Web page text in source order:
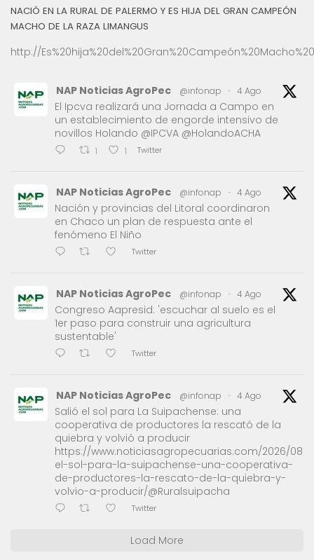
NACIÓ EN LA RURAL DE PALERMO Y ES HIJA DEL GRAN CAMPEÓN
MACHO DE LA RAZA LIMANGUS
http://
NAP Noticias AgroPec @infonap · 4 Ago
El Ipcva realizará una Jornada a Campo en
un establecimiento de engorde intensivo de
novillos Holando @IPCVA @HolandoACHA
1 1 Twitter
NAP Noticias AgroPec @infonap · 4 Ago
Nación y provincias del Litoral coordinaron
en Chaco un plan de respuesta ante el
fenómeno El Niño
Twitter
NAP Noticias AgroPec @infonap · 4 Ago
Congreso Aapresid: 'escuchar al suelo es el
1er paso para construir una agricultura
sustentable'
Twitter
NAP Noticias AgroPec @infonap · 4 Ago
Salió el sol para La Suipachense: una
cooperativa de productores la rescató de la
quiebra y volvió a producir
https://www.noticiasagropecuarias.com/2026/08/
el-sol-para-la-suipachense-una-cooperativa-
de-productores-la-rescato-de-la-quiebra-y-
volvio-a-producir/@Ruralsuipacha
Twitter
Load More